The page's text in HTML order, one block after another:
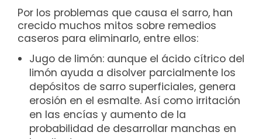
Por los problemas que causa el sarro, han
crecido muchos mitos sobre remedios
caseros para eliminarlo, entre ellos:
Jugo de limón: aunque el ácido cítrico del
limón ayuda a disolver parcialmente los
depósitos de sarro superficiales, genera
erosión en el esmalte. Así como irritación
en las encías y aumento de la
probabilidad de desarrollar manchas en